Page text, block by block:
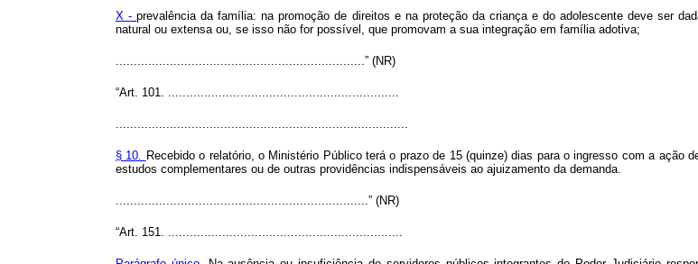
X -prevalência da família: na promoção de direitos e na proteção da criança e do adolescente deve ser
natural ou extensa ou, se isso não for possível, que promovam a sua integração em família adotiva;
.....................................................................” (NR)
“Art. 101. ................................................................
.................................................................................
§ 10. Recebido o relatório, o Ministério Público terá o prazo de 15 (quinze) dias para o ingresso com a ação
estudos complementares ou de outras providências indispensáveis ao ajuizamento da demanda.
......................................................................” (NR)
“Art. 151. .................................................................